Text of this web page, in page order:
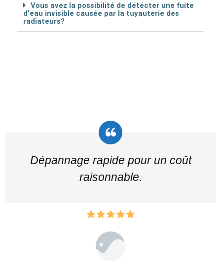
Vous avez la possibilité de détécter une fuite
d'eau invisible causée par la tuyauterie des
radiateurs?
Dépannage rapide pour un coût
raisonnable.